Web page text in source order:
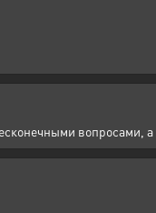
вопросами,